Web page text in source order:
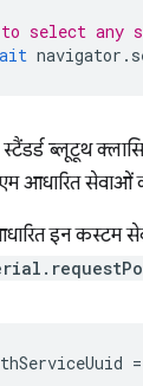
select any
navigator .
स्टैंडर्ड ब्लूटूथ
सेवाओं
इन
=